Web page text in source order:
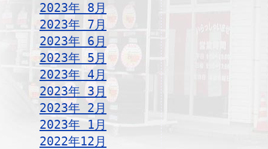
2023年 8月
2023年 7月
2023年 6月
2023年 5月
2023年 4月
2023年 3月
2023年 2月
2023年 1月
2022年12月